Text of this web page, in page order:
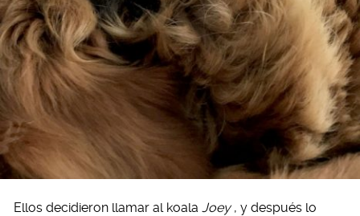
Ellos decidieron llamar al koala Joey , y después lo